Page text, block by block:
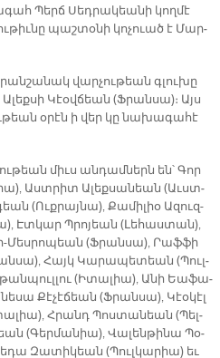
Պերճ Սեդ­րա­կեա­նի կող­մէ
պաշ­տօ­նի կո­չուած է Մար­
վար­չու­թեան գլու­խը
Կէօվ­ճեան (Ֆրան­սա)։ Այս
օ­րէն ի վեր կը նա­խա­գա­հէ
միւս ան­դամ­ներն են՝ Գոր
Աստ­րիտ Ա­լեք­սա­նեան (Աւստ­
(Ուք­րայ­նա), Քա­մի­լիօ Ա­զուզ-
Էտ­կար Պրո­յեան (Լե­հաս­տան),
Մես­րո­պեան (Ֆրան­սա), Րաֆ­ֆի
Հայկ Կա­րա­պե­տեան (Պուլ­
(Ի­տա­լիա), Ա­նի Եա­ֆա­
Քէ­չէ­ճեան (Ֆրան­սա), Կէօ­կէլ
Հրանդ Պոս­տա­նեան (Պել­
(Գեր­մա­նիա), Վա­լեն­թի­նա Պօ­
Զա­տի­կեան (Պուլ­կա­րիա) եւ